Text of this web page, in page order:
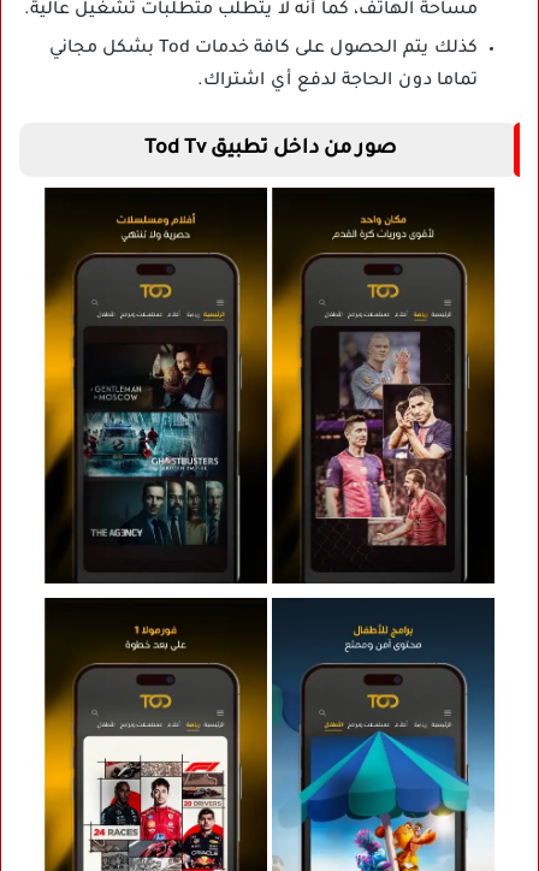
مساحة الهاتف، كما أنه لا يتطلب متطلبات تشغيل عالية.
كذلك يتم الحصول على كافة خدمات Tod بشكل مجاني
تماما دون الحاجة لدفع أي اشتراك.
صور من داخل تطبيق Tod Tv